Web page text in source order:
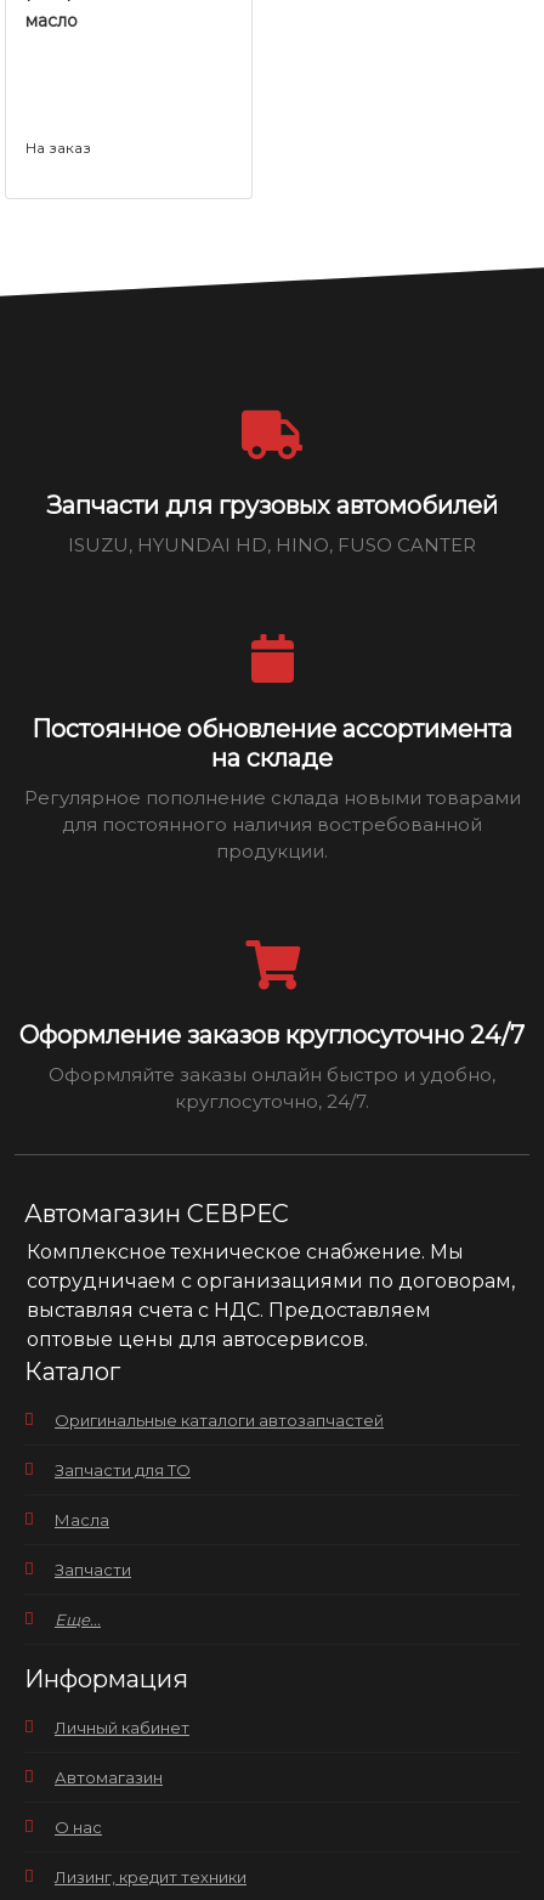
масло
На заказ
Запчасти для грузовых автомобилей
ISUZU, HYUNDAI HD, HINO, FUSO CANTER
Постоянное обновление ассортимента
на складе
Регулярное пополнение склада новыми товарами
для постоянного наличия востребованной
продукции.
Оформление заказов круглосуточно 24/7
Оформляйте заказы онлайн быстро и удобно,
круглосуточно, 24/7.
Автомагазин СЕВРЕС
Комплексное техническое снабжение. Мы
сотрудничаем с организациями по договорам,
выставляя счета с НДС. Предоставляем
оптовые цены для автосервисов.
Каталог
Оригинальные каталоги автозапчастей
Запчасти для ТО
Масла
Запчасти
Еще...
Информация
Личный кабинет
Автомагазин
О нас
Лизинг, кредит техники